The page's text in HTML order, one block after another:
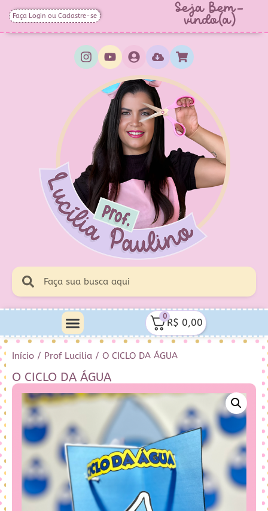
Faça Login ou Cadastre-se Seja Bem-
vindo(a)
0
R$ 0,00
Início / Prof Lucilia / O CICLO DA ÁGUA
O CICLO DA ÁGUA